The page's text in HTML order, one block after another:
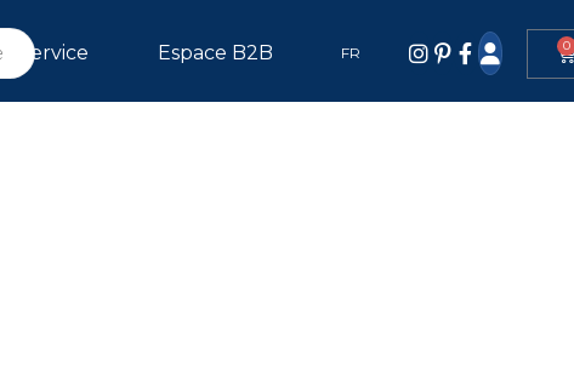
Service Espace B2B FR 0